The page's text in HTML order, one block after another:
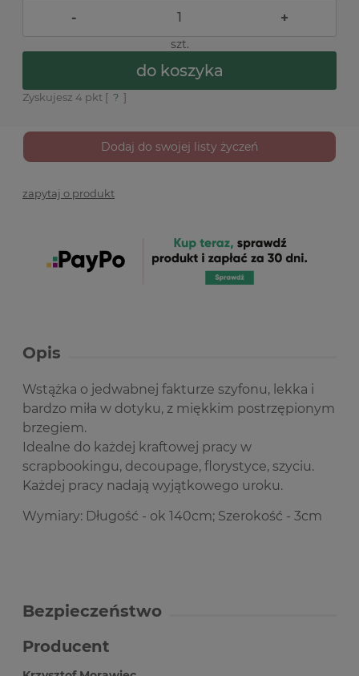
- +
szt.
do koszyka
Zyskujesz 4 pkt [ ? ]
Dodaj do swojej listy życzeń
zapytaj o produkt
Opis
Wstążka o jedwabnej fakturze szyfonu, lekka i
bardzo miła w dotyku, z miękkim postrzępionym
brzegiem.
Idealne do każdej kraftowej pracy w
scrapbookingu, decoupage, florystyce, szyciu.
Każdej pracy nadają wyjątkowego uroku.
Wymiary: Długość - ok 140cm; Szerokość - 3cm
Bezpieczeństwo
Producent